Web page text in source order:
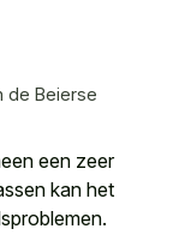
de Beierse
een zeer
kan het